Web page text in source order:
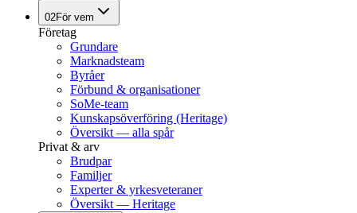
02För vem
Företag
Grundare
Marknadsteam
Byråer
Förbund & organisationer
SoMe-team
Kunskapsöverföring (Heritage)
Översikt — alla spår
Privat & arv
Brudpar
Familjer
Experter & yrkesveteraner
Översikt — Heritage